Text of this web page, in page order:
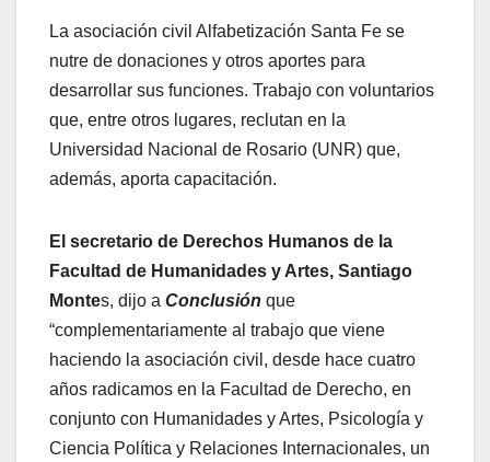
La asociación civil Alfabetización Santa Fe se
nutre de donaciones y otros aportes para
desarrollar sus funciones. Trabajo con voluntarios
que, entre otros lugares, reclutan en la
Universidad Nacional de Rosario (UNR) que,
además, aporta capacitación.
El secretario de Derechos Humanos de la
Facultad de Humanidades y Artes, Santiago
Montes, dijo a Conclusión que
“complementariamente al trabajo que viene
haciendo la asociación civil, desde hace cuatro
años radicamos en la Facultad de Derecho, en
conjunto con Humanidades y Artes, Psicología y
Ciencia Política y Relaciones Internacionales, un